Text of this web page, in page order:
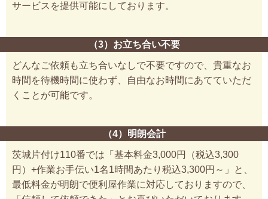
サービスを提供可能にしております。
（3）お立ち合い不要
どんなご依頼も立ち合いなしで不要ですので、貴重なお
時間を待機時間に使わず、自由なお時間にあてていただ
くことが可能です。
（4）明朗会計
茨城片付け110番では「基本料金3,000円（税込3,300
円）+作業お手伝い1名1時間あたり税込3,300円～」と、
最低料金が明朗で便利屋作業に対応しておりますので、